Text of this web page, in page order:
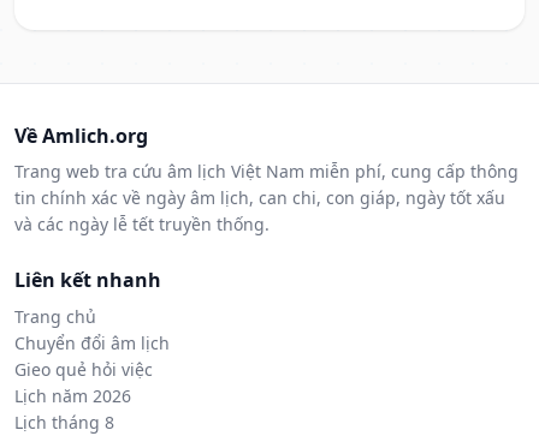
Về Amlich.org
Trang web tra cứu âm lịch Việt Nam miễn phí, cung cấp thông
tin chính xác về ngày âm lịch, can chi, con giáp, ngày tốt xấu
và các ngày lễ tết truyền thống.
Liên kết nhanh
Trang chủ
Chuyển đổi âm lịch
Gieo quẻ hỏi việc
Lịch năm 2026
Lịch tháng 8